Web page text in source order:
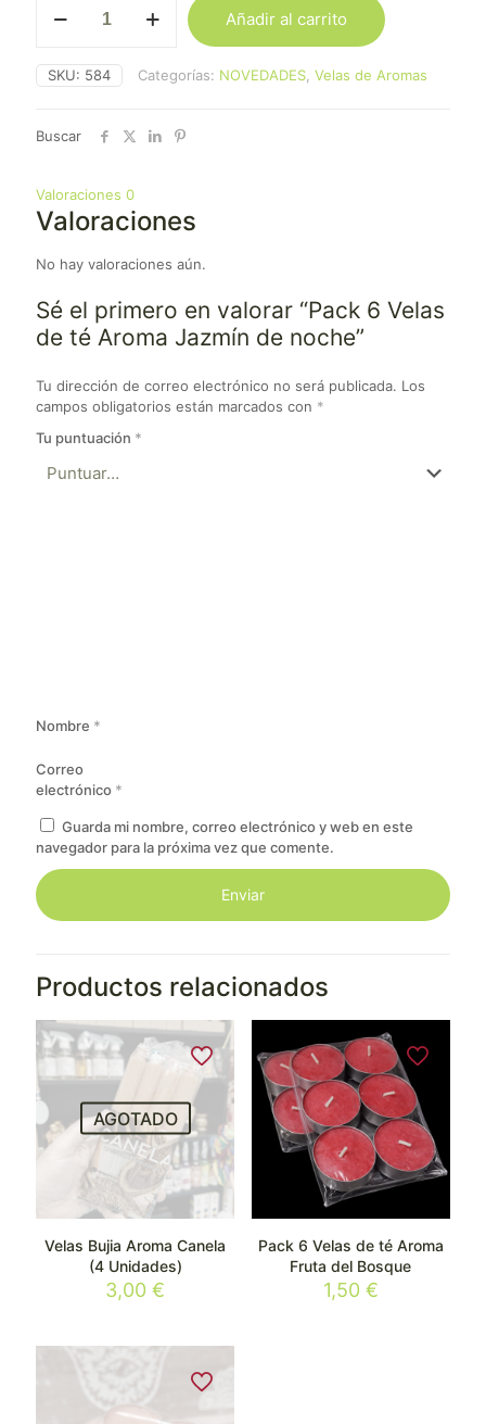
de
té
de
cantidad
Añadir al carrito
SKU: 584 Categorías: NOVEDADES Velas de Aromas
Buscar
Valoraciones 0
Valoraciones
No hay valoraciones aún.
Sé el primero en valorar “Pack 6 Velas
de té Aroma Jazmín de noche”
Tu dirección de correo electrónico no será publicada. Los
campos obligatorios están marcados con *
Tu puntuación *
Nombre *
Correo
electrónico *
Guarda mi nombre, correo electrónico y web en este
navegador para la próxima vez que comente.
Productos relacionados
AGOTADO
Velas Bujia Aroma Canela
(4 Unidades)
3,00€
Pack 6 Velas de té Aroma
Fruta del Bosque
1,50 €